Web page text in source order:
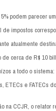
podem parecer
de impostos
atualmente
de cerca de R$ 10
a todo o sistema:
ETECs e FATECs
na CCJR, o relator